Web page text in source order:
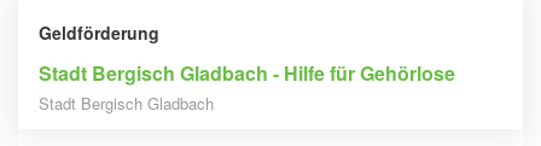
Geldförderung
Stadt Bergisch Gladbach - Hilfe für Gehörlose
Stadt Bergisch Gladbach